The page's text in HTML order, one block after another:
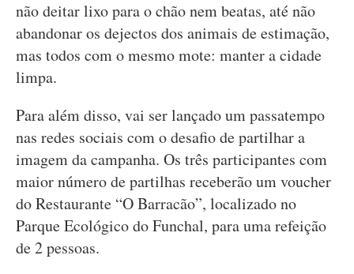
não deitar lixo para o chão nem beatas, até não
abandonar os dejectos dos animais de estimação,
mas todos com o mesmo mote: manter a cidade
limpa.
Para além disso, vai ser lançado um passatempo
nas redes sociais com o desafio de partilhar a
imagem da campanha. Os três participantes com
maior número de partilhas receberão um voucher
do Restaurante “O Barracão”, localizado no
Parque Ecológico do Funchal, para uma refeição
de 2 pessoas.